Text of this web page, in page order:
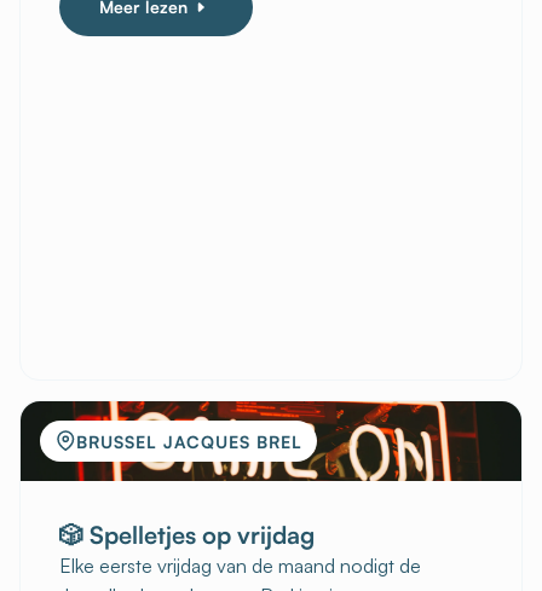
Meer lezen
BRUSSEL JACQUES BREL
🎲 Spelletjes op vrijdag
Elke eerste vrijdag van de maand nodigt de